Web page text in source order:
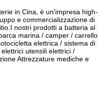
in Cina, è un'impresa high-
e commercializzazione di
nostri prodotti a batteria al
marina / camper / carrello
elettrica / sistema di
utensili elettrici /
Attrezzature mediche e